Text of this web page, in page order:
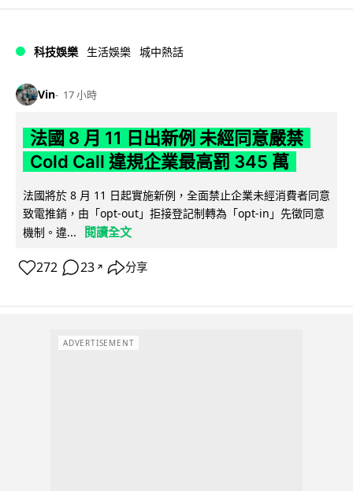
科技娛樂 生活娛樂 城中熱話
Vin 17 小時
法國 8 月 11 日出新例 未經同意嚴禁
Cold Call 違規企業最高罰 345 萬
法國將於 8 月 11 日起實施新例，全面禁止企業未經消費者同意
致電推銷，由「opt-out」拒接登記制轉為「opt-in」先徵同意
機制。違...
閱讀全文
272 23 ↗ 分享
ADVERTISEMENT